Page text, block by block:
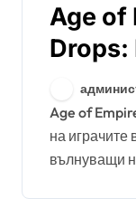
Age of
Drops:
на
Age of Empires IV Twitch Drops предоставят
на играчите
вълнуващи